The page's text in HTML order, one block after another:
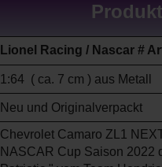
Lionel Racing / Nascar #
1:64 ( ca. 7 cm ) aus Metall
Neu und Originalverpackt
Chevrolet Camaro ZL1
NASCAR Cup Saison 2022